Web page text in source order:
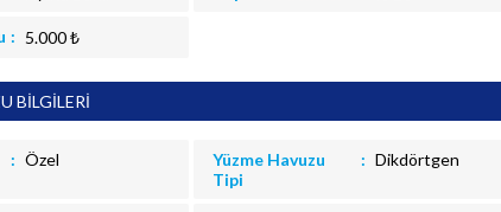
5.000 ₺
BİLGİLERİ
Özel
Yüzme Havuzu
Tipi
Dikdörtgen